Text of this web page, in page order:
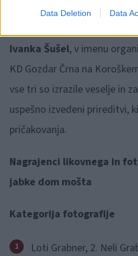
Data Deletion Data
drugim nagovorile in
Ivanka Šušel, v imenu
KD Gozdar Črna na
vse tri so izrazile veselje in
uspešno izvedeni prireditvi,
pričakovanja.
Nagrajenci likovnega in
jabke dom mošta
Kategorija fotografije
Loti Grabner, 2. Neli